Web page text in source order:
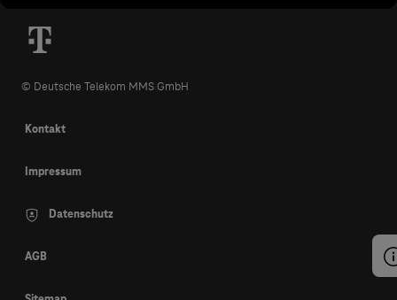
© Deutsche Telekom MMS GmbH
Kontakt
Impressum
Datenschutz
AGB